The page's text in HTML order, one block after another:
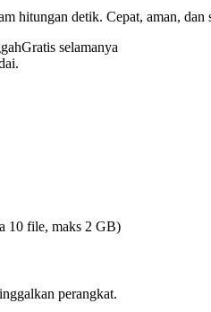
hitungan detik. Cepat, aman, dan
Gratis selamanya
10 file, maks 2 GB)
perangkat.